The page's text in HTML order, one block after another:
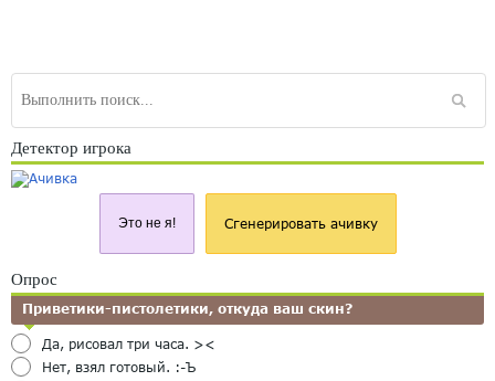
Детектор игрока
Это не я! Сгенерировать ачивку
Опрос
Приветики-пистолетики, откуда ваш скин?
Да, рисовал три часа. ><
Нет, взял готовый. :-Ъ